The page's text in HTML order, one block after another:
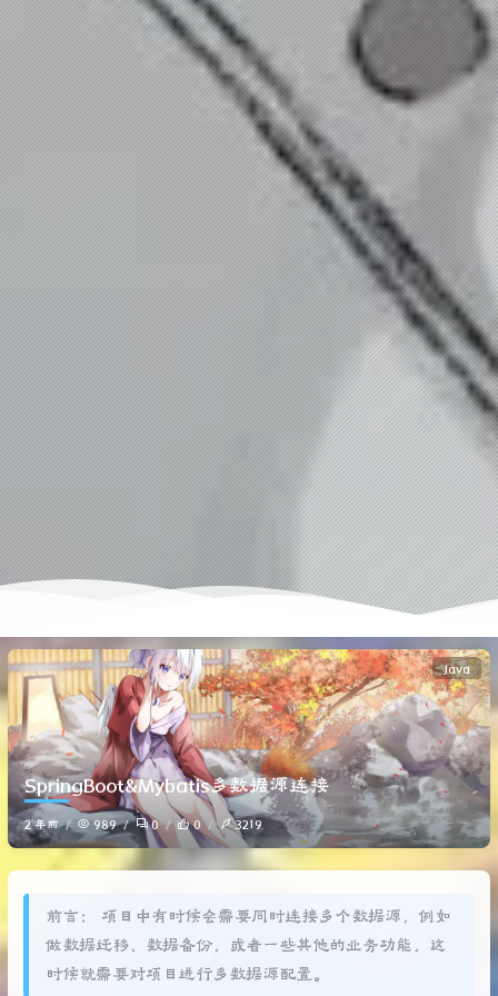
Java
SpringBoot&Mybatis多数据源连接
2 年前 989 0 0 3219
前言： 项目中有时候会需要同时连接多个数据源，例如
做数据迁移、数据备份，或者一些其他的业务功能，这
时候就需要对项目进行多数据源配置。